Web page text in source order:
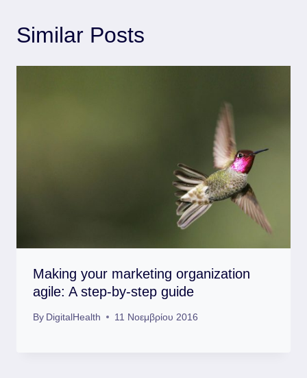
Similar Posts
Making your marketing organization
agile: A step-by-step guide
By DigitalHealth 11 Νοεμβρίου 2016